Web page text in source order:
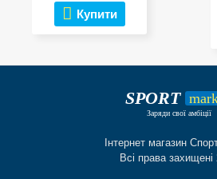
Купити
SPORT
Заряди свої амбіції
Інтернет магазин
Всі права захищені